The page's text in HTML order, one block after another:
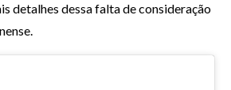
detalhes dessa falta de consideração